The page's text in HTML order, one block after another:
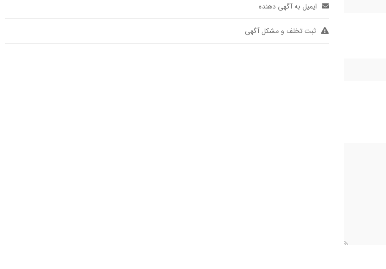
ایمیل به آگهی دهنده
ثبت تخلف و مشکل آگهی